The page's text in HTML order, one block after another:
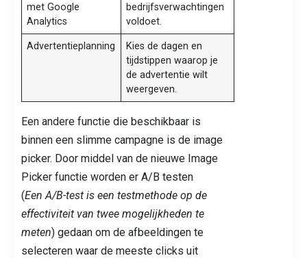
met Google
Analytics
bedrijfsverwachtingen
voldoet.
Advertentieplanning
Kies de dagen en
tijdstippen waarop je
de advertentie wilt
weergeven.
Een andere functie die beschikbaar is
binnen een slimme campagne is de image
picker. Door middel van de nieuwe Image
Picker functie worden er A/B testen
(Een A/B-test is een testmethode op de
effectiviteit van twee mogelijkheden te
meten) gedaan om de afbeeldingen te
selecteren waar de meeste clicks uit